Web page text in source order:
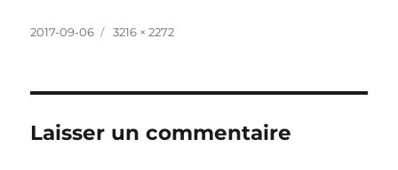
Publié
2017-09-06
Taille
3216 × 2272
Laisser un commentaire